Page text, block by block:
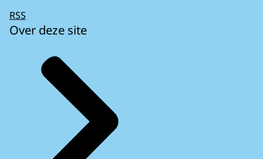
RSS
Over deze site